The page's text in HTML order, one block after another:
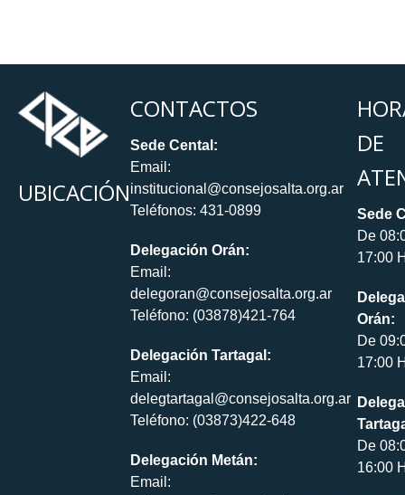
UBICACIÓN
CONTACTOS
Sede Cental:
Email:
institucional@consejosalta.org.ar
Teléfonos: 431-0899
Delegación Orán:
Email:
delegoran@consejosalta.org.ar
Teléfono: (03878)421-764
Delegación Tartagal:
Email:
delegtartagal@consejosalta.org.ar
Teléfono: (03873)422-648
Delegación Metán:
Email:
DE
Sede
De
17:00
Orán:
De
17:00
De
16:00